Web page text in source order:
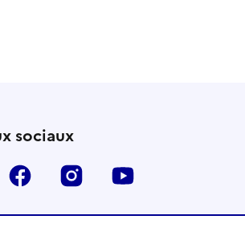
sociaux
sur Twitter
ministère sur LinkedIn
Le ministère sur Facebook
Le ministère sur